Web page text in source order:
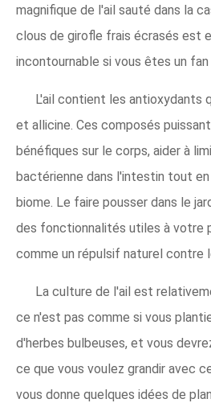
magnifique de l'ail sauté dans la
clous de girofle frais écrasés est
incontournable si vous êtes un
L'ail contient les antioxydants
et allicine. Ces composés
bénéfiques sur le corps, aider à
bactérienne dans l'intestin tout
biome. Le faire pousser dans le
des fonctionnalités utiles à votre
comme un répulsif naturel contre
La culture de l'ail est
ce n'est pas comme si vous
d'herbes bulbeuses, et vous
ce que vous voulez grandir avec
vous donne quelques idées de